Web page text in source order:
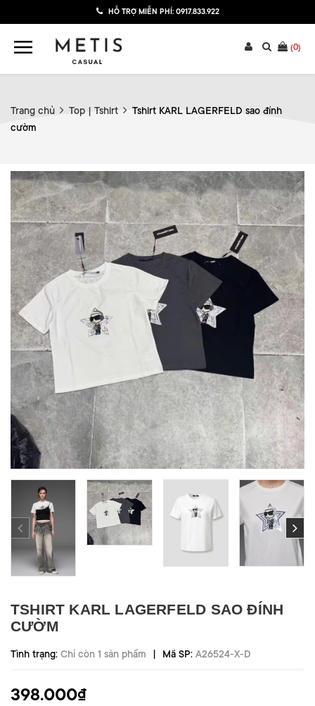
HỖ TRỢ MIỄN PHÍ: 0917.833.922
(0)
Trang chủ Top | Tshirt
Tshirt KARL LAGERFELD sao đính
cườm
TSHIRT KARL LAGERFELD SAO ĐÍNH
CƯỜM
Tình trạng: Chỉ còn 1 sản phẩm | Mã SP: A26524-X-D
398.000₫